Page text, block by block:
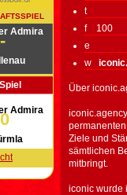
t
f 100
e
w
Über
Ziele und
sämtlichen
mitbringt.
iconic wurde
Admira
-
Admira
0